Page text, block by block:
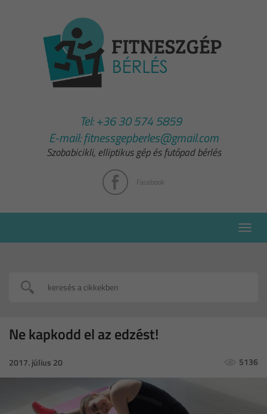
Tel:+36 30 574 5859
E-mail:fitnessgepberles@gmail.com
Szobabicikli, elliptikus gép és futópad bérlés
Facebook
Toggle
Ne kapkodd el az edzést!
2017. július 20 5136